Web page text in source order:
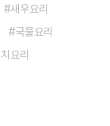
새우요리
국물요리
요리